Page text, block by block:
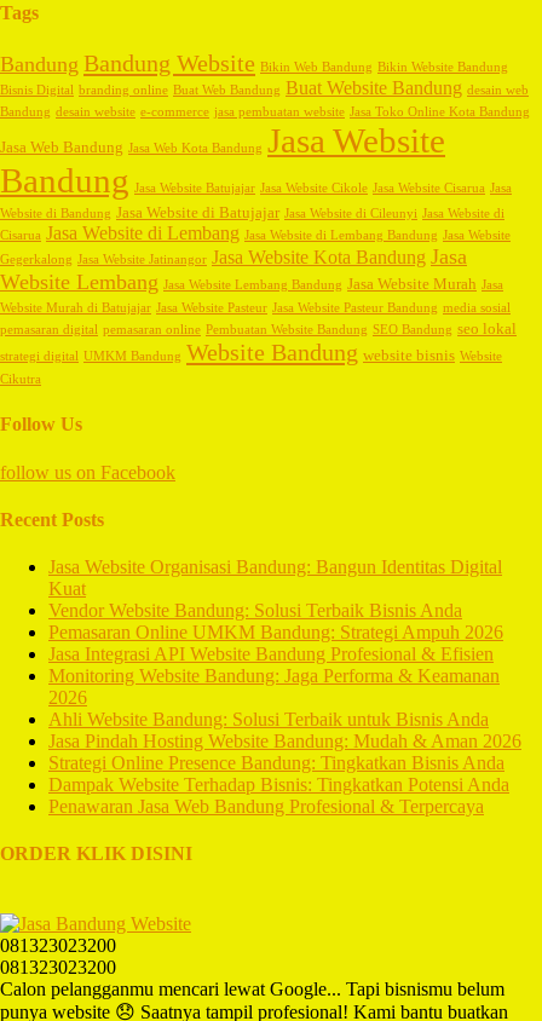
Tags
Bandung Bandung Website Bikin Web Bandung Bikin Website Bandung
Bisnis Digital branding online Buat Web Bandung Buat Website Bandung desain web
Bandung desain website e-commerce jasa pembuatan website Jasa Toko Online Kota Bandung
Jasa Web Bandung Jasa Web Kota Bandung Jasa Website
Bandung Jasa Website Batujajar Jasa Website Cikole Jasa Website Cisarua Jasa
Website di Bandung Jasa Website di Batujajar Jasa Website di Cileunyi Jasa Website di
Cisarua Jasa Website di Lembang Jasa Website di Lembang Bandung Jasa Website
Gegerkalong Jasa Website Jatinangor Jasa Website Kota Bandung Jasa
Website Lembang Jasa Website Lembang Bandung Jasa Website Murah Jasa
Website Murah di Batujajar Jasa Website Pasteur Jasa Website Pasteur Bandung media sosial
pemasaran digital pemasaran online Pembuatan Website Bandung SEO Bandung seo lokal
strategi digital UMKM Bandung Website Bandung website bisnis Website
Cikutra
Follow Us
follow us on Facebook
Recent Posts
Jasa Website Organisasi Bandung: Bangun Identitas Digital
Kuat
Vendor Website Bandung: Solusi Terbaik Bisnis Anda
Pemasaran Online UMKM Bandung: Strategi Ampuh 2026
Jasa Integrasi API Website Bandung Profesional & Efisien
Monitoring Website Bandung: Jaga Performa & Keamanan
2026
Ahli Website Bandung: Solusi Terbaik untuk Bisnis Anda
Jasa Pindah Hosting Website Bandung: Mudah & Aman 2026
Strategi Online Presence Bandung: Tingkatkan Bisnis Anda
Dampak Website Terhadap Bisnis: Tingkatkan Potensi Anda
Penawaran Jasa Web Bandung Profesional & Terpercaya
ORDER KLIK DISINI
081323023200
081323023200
Calon pelangganmu mencari lewat Google... Tapi bisnismu belum
punya website 😞 Saatnya tampil profesional! Kami bantu buatkan